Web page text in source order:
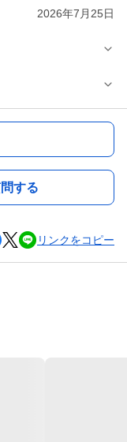
2026年7月25日
する
リンクをコピー